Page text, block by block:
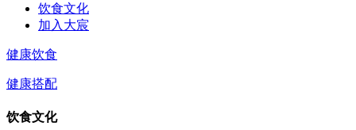
饮食文化
加入大宸
健康饮食
健康搭配
饮食文化